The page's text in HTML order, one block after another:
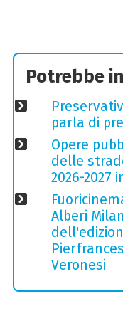
Potrebbe
parla di
Opere
delle
2026-2027
Alberi
Veronesi